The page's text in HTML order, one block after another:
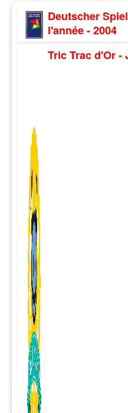
Deutscher
l'année - 2004
Tric Trac d'Or -